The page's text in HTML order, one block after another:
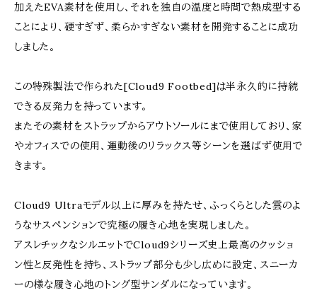
加えたEVA素材を使用し、それを独自の温度と時間で熱成型する
ことにより、硬すぎず、柔らかすぎない素材を開発することに成功
しました。
この特殊製法で作られた[Cloud9 Footbed]は半永久的に持続
できる反発力を持っています。
またその素材をストラップからアウトソールにまで使用しており、家
やオフィスでの使用、運動後のリラックス等シーンを選ばず使用で
きます。
Cloud9 Ultraモデル以上に厚みを持たせ、ふっくらとした雲のよ
うなサスペンションで究極の履き心地を実現しました。
アスレチックなシルエットでCloud9シリーズ史上最高のクッショ
ン性と反発性を持ち、ストラップ部分も少し広めに設定、スニーカ
ーの様な履き心地のトング型サンダルになっています。